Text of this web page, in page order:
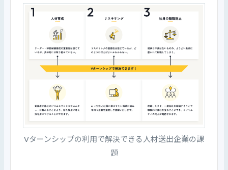
Vターンシップの利用で解決できる人材送出企業の課
題